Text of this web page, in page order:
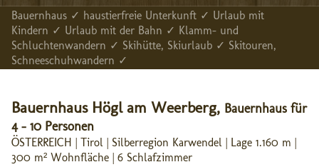
Bauernhaus ✓ haustierfreie Unterkunft ✓ Urlaub mit
Kindern ✓ Urlaub mit der Bahn ✓ Klamm- und
Schluchtenwandern ✓ Skihütte, Skiurlaub ✓ Skitouren,
Schneeschuhwandern ✓
Bauernhaus Högl am Weerberg, Bauernhaus für
4 - 10 Personen
ÖSTERREICH | Tirol | Silberregion Karwendel | Lage 1.160 m |
300 m² Wohnfläche | 6 Schlafzimmer